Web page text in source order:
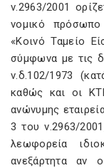
ν.2963/2001
νομικό
«Κοινό Ταμείο
σύμφωνα με τις
ν.δ.102/1973
καθώς και οι
ανώνυμης
3 του ν.2963/
λεωφορεία
ανεξάρτητα αν